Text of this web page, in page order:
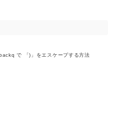
で 「)」をエスケープする方法